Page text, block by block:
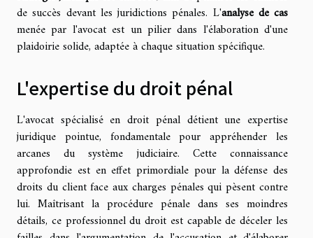
de succès devant les juridictions pénales. L'analyse de cas
menée par l'avocat est un pilier dans l'élaboration d'une
plaidoirie solide, adaptée à chaque situation spécifique.
L'expertise du droit pénal
L'avocat spécialisé en droit pénal détient une expertise
juridique pointue, fondamentale pour appréhender les
arcanes du système judiciaire. Cette connaissance
approfondie est en effet primordiale pour la défense des
droits du client face aux charges pénales qui pèsent contre
lui. Maîtrisant la procédure pénale dans ses moindres
détails, ce professionnel du droit est capable de déceler les